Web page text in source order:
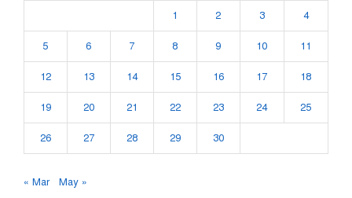
1 2 3 4
5 6 7 8 9 10 11
12 13 14 15 16 17 18
19 20 21 22 23 24 25
26 27 28 29 30
« Mar May »